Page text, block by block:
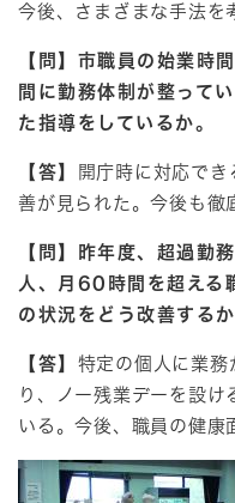
今後、さまざまな手法を
【問】市職員の始業時
間に勤務体制が整って
た指導をしているか。
【答】
開庁時に対応で
善が見られた。今後も徹
【問】昨年度、超過勤
人、月60時間を超える
の状況をどう改善するか
【答】 特定の個人に業務
り、ノー残業デーを設け
いる。今後、職員の健康